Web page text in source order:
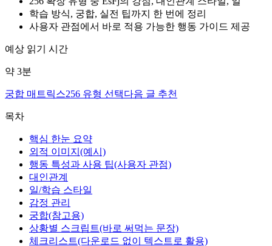
학습 방식, 궁합, 실전 팁까지 한 번에 정리
사용자 관점에서 바로 적용 가능한 행동 가이드 제공
예상 읽기 시간
약 3분
궁합 매트릭스256 유형 선택다음 글 추천
목차
핵심 한눈 요약
외적 이미지(예시)
행동 특성과 사용 팁(사용자 관점)
대인관계
일/학습 스타일
감정 관리
궁합(참고용)
상황별 스크립트(바로 써먹는 문장)
체크리스트(다운로드 없이 텍스트로 활용)